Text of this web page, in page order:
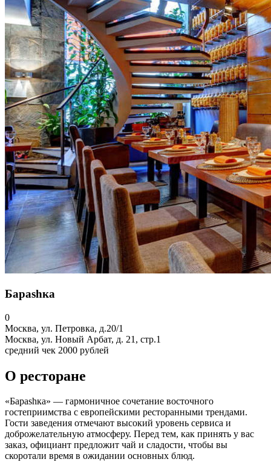
Бараshка
0
Москва, ул. Петровка, д.20/1
Москва, ул. Новый Арбат, д. 21, стр.1
средний чек 2000 рублей
О ресторане
«Бараshка» — гармоничное сочетание восточного
гостеприимства с европейскими ресторанными трендами.
Гости заведения отмечают высокий уровень сервиса и
доброжелательную атмосферу. Перед тем, как принять у вас
заказ, официант предложит чай и сладости, чтобы вы
скоротали время в ожидании основных блюд.